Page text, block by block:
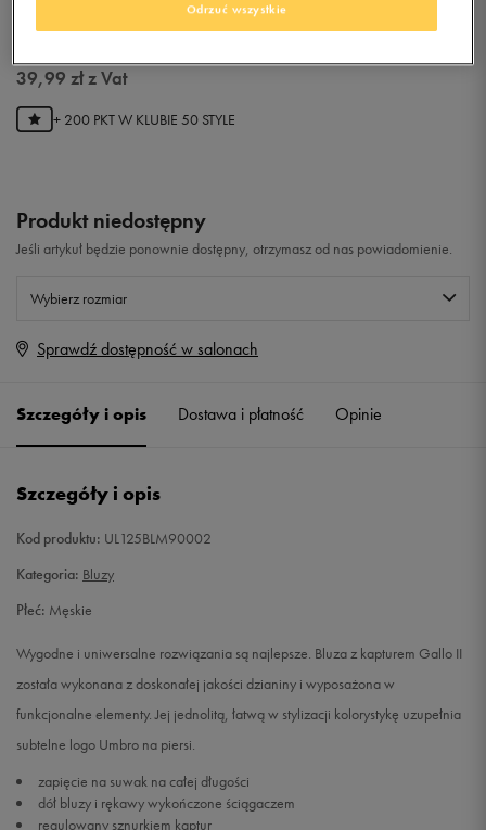
39,99 złz Vat
+ 200 PKT W KLUBIE 50 STYLE
Produkt niedostępny
Jeśli artykuł będzie ponownie dostępny, otrzymasz od nas powiadomienie.
Wybierz rozmiar
S Powiadom o dostępności
M Powiadom o dostępności
XXL
Sprawdź dostępność w salonach
Szczegóły i opis Dostawa i płatność Opinie
Szczegóły i opis
Kod produktu: UL125BLM90002
Kategoria: Bluzy
Płeć: Męskie
Wygodne i uniwersalne rozwiązania są najlepsze. Bluza z kapturem Gallo II
została wykonana z doskonałej jakości dzianiny i wyposażona w
funkcjonalne elementy. Jej jednolitą, łatwą w stylizacji kolorystykę uzupełnia
subtelne logo Umbro na piersi.
zapięcie na suwak na całej długości
dół bluzy i rękawy wykończone ściągaczem
regulowany sznurkiem kaptur
Odrzuć wszystkie